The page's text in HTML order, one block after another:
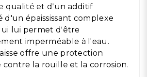
qualité et d'un additif
d'un épaississant complexe
lui permet d'être
imperméable à l'eau.
offre une protection
contre la rouille et la corrosion.